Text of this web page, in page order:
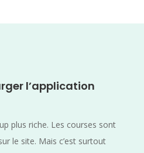
l’application
plus riche. Les courses sont
le site. Mais c’est surtout